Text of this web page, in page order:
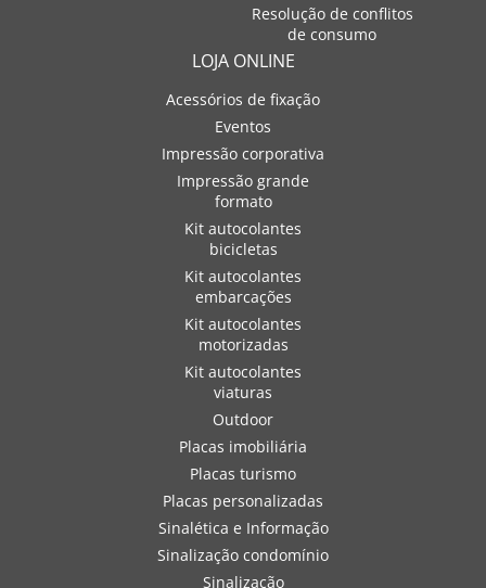
Resolução de conflitos
de consumo
LOJA ONLINE
Acessórios de fixação
Eventos
Impressão corporativa
Impressão grande
formato
Kit autocolantes
bicicletas
Kit autocolantes
embarcações
Kit autocolantes
motorizadas
Kit autocolantes
viaturas
Outdoor
Placas imobiliária
Placas turismo
Placas personalizadas
Sinalética e Informação
Sinalização condomínio
Sinalização